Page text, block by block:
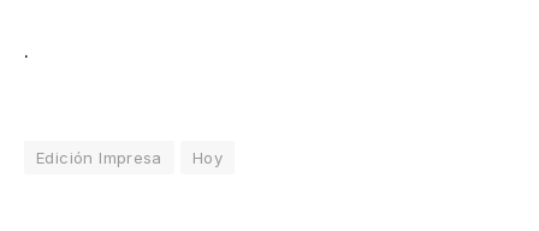
.
Edición Impresa Hoy